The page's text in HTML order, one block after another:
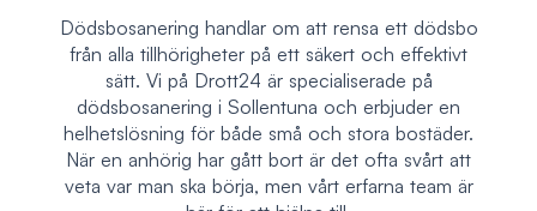
Dödsbosanering handlar om att rensa ett dödsbo
från alla tillhörigheter på ett säkert och effektivt
sätt. Vi på Drott24 är specialiserade på
dödsbosanering i Sollentuna och erbjuder en
helhetslösning för både små och stora bostäder.
När en anhörig har gått bort är det ofta svårt att
veta var man ska börja, men vårt erfarna team är